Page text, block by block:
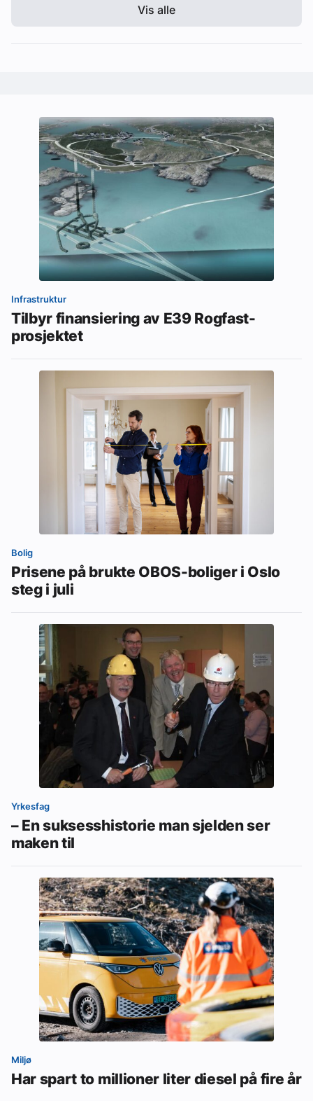
Vis alle
Infrastruktur
Tilbyr finansiering av E39 Rogfast-
prosjektet
Bolig
Prisene på brukte OBOS-boliger i Oslo
steg i juli
Yrkesfag
– En suksesshistorie man sjelden ser
maken til
Miljø
Har spart to millioner liter diesel på fire år